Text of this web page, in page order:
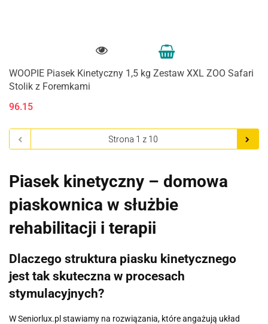
WOOPIE Piasek Kinetyczny 1,5 kg Zestaw XXL ZOO Safari
Stolik z Foremkami
96.15
Piasek kinetyczny – domowa
piaskownica w służbie
rehabilitacji i terapii
Dlaczego struktura piasku kinetycznego
jest tak skuteczna w procesach
stymulacyjnych?
W Seniorlux.pl stawiamy na rozwiązania, które angażują układ